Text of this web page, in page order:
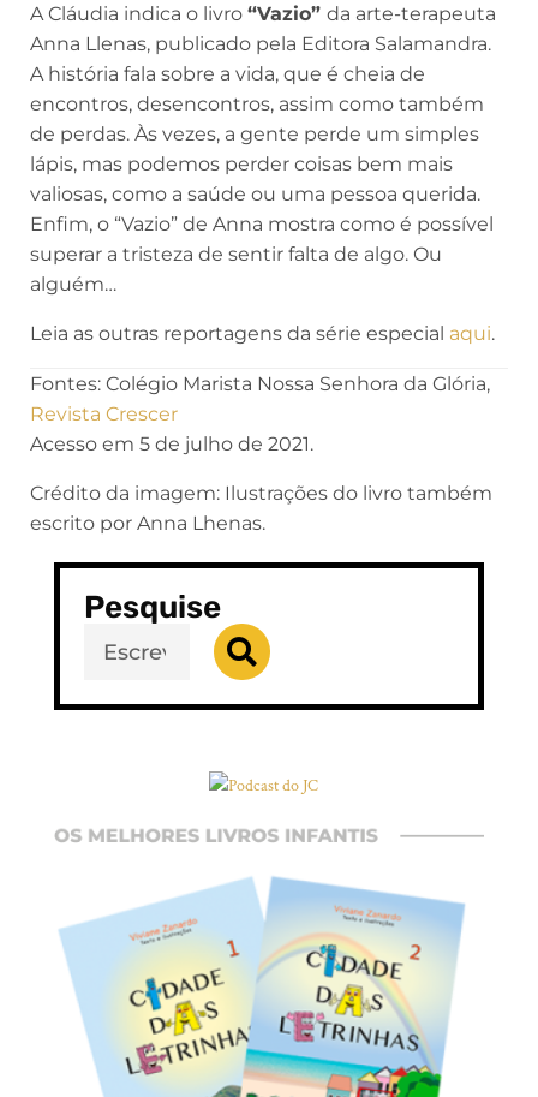
A Cláudia indica o livro “Vazio” da arte-terapeuta
Anna Llenas, publicado pela Editora Salamandra.
A história fala sobre a vida, que é cheia de
encontros, desencontros, assim como também
de perdas. Às vezes, a gente perde um simples
lápis, mas podemos perder coisas bem mais
valiosas, como a saúde ou uma pessoa querida.
Enfim, o “Vazio” de Anna mostra como é possível
superar a tristeza de sentir falta de algo. Ou
alguém…
Leia as outras reportagens da série especial aqui.
Fontes: Colégio Marista Nossa Senhora da Glória,
Revista Crescer
Acesso em 5 de julho de 2021.
Crédito da imagem: Ilustrações do livro também
escrito por Anna Lhenas.
Pesquise